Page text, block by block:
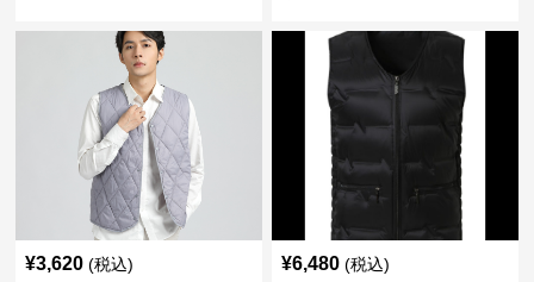
¥3,620 (税込) ¥6,480 (税込)